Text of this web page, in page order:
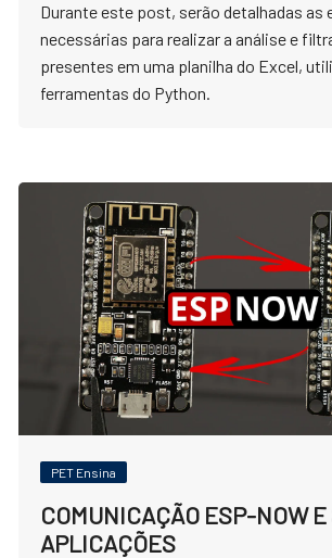
Durante este post, serão detalhadas as
necessárias para realizar a análise e
presentes em uma planilha do Excel,
ferramentas do Python.
PET Ensina
COMUNICAÇÃO ESP-NOW E
APLICAÇÕES